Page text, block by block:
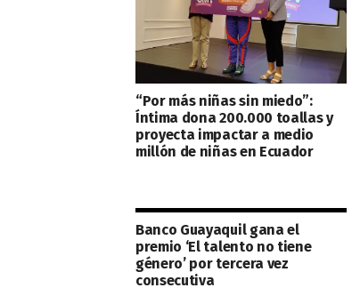
“Por más niñas sin miedo”:
Íntima dona 200.000 toallas y
proyecta impactar a medio
millón de niñas en Ecuador
Banco Guayaquil gana el
premio ‘El talento no tiene
género’ por tercera vez
consecutiva